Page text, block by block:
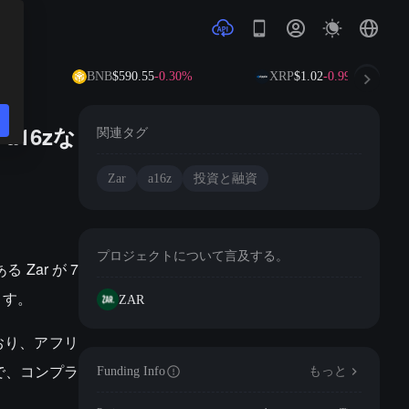
BNB$590.55-0.30% XRP$1.02-0.99%
な
る Zar が 7
。
、アフリ
コンプラ
関連タグ
Zar a16z 投資と融資
プロジェクトについて言及する。
ZAR
Funding Info もっと